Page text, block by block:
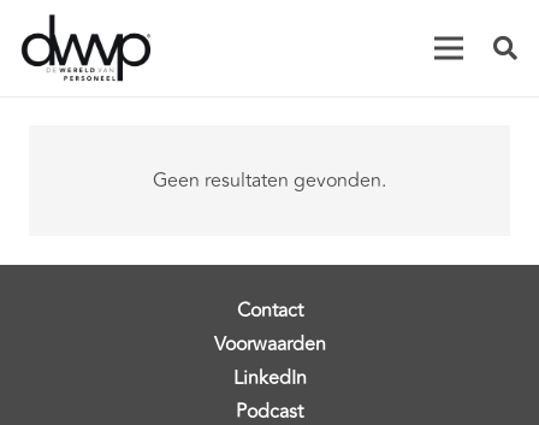
Geen resultaten gevonden.
Contact
Voorwaarden
LinkedIn
Podcast